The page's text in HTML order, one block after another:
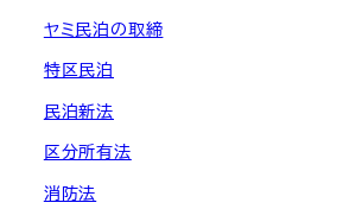
ヤミ民泊の取締
特区民泊
民泊新法
区分所有法
消防法